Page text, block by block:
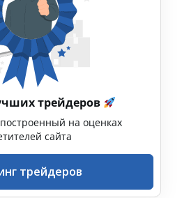
трейдеров
на оценках
сайта
трейдеров